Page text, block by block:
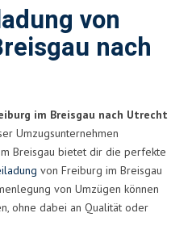
von
nach
im Breisgau nach Utrecht
Umzugsunternehmen
Breisgau bietet dir die perfekte
von Freiburg im Breisgau
von Umzügen können
ohne dabei an Qualität oder